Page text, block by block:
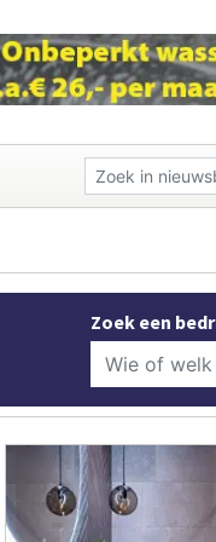
Zoek een